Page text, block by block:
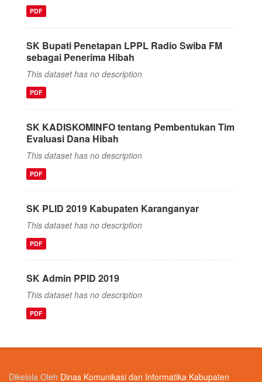
PDF
SK Bupati Penetapan LPPL Radio Swiba FM
sebagai Penerima Hibah
This dataset has no description
PDF
SK KADISKOMINFO tentang Pembentukan Tim
Evaluasi Dana Hibah
This dataset has no description
PDF
SK PLID 2019 Kabupaten Karanganyar
This dataset has no description
PDF
SK Admin PPID 2019
This dataset has no description
PDF
Dikelola Oleh Dinas Komunikasi dan Informatika Kabupaten